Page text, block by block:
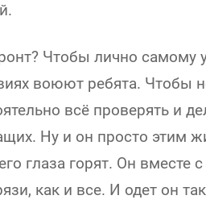
Чтобы лично самому
воюют ребята. Чтобы
всё проверять и
Ну и он просто этим
глаза горят. Он вместе
как и все. И одет он